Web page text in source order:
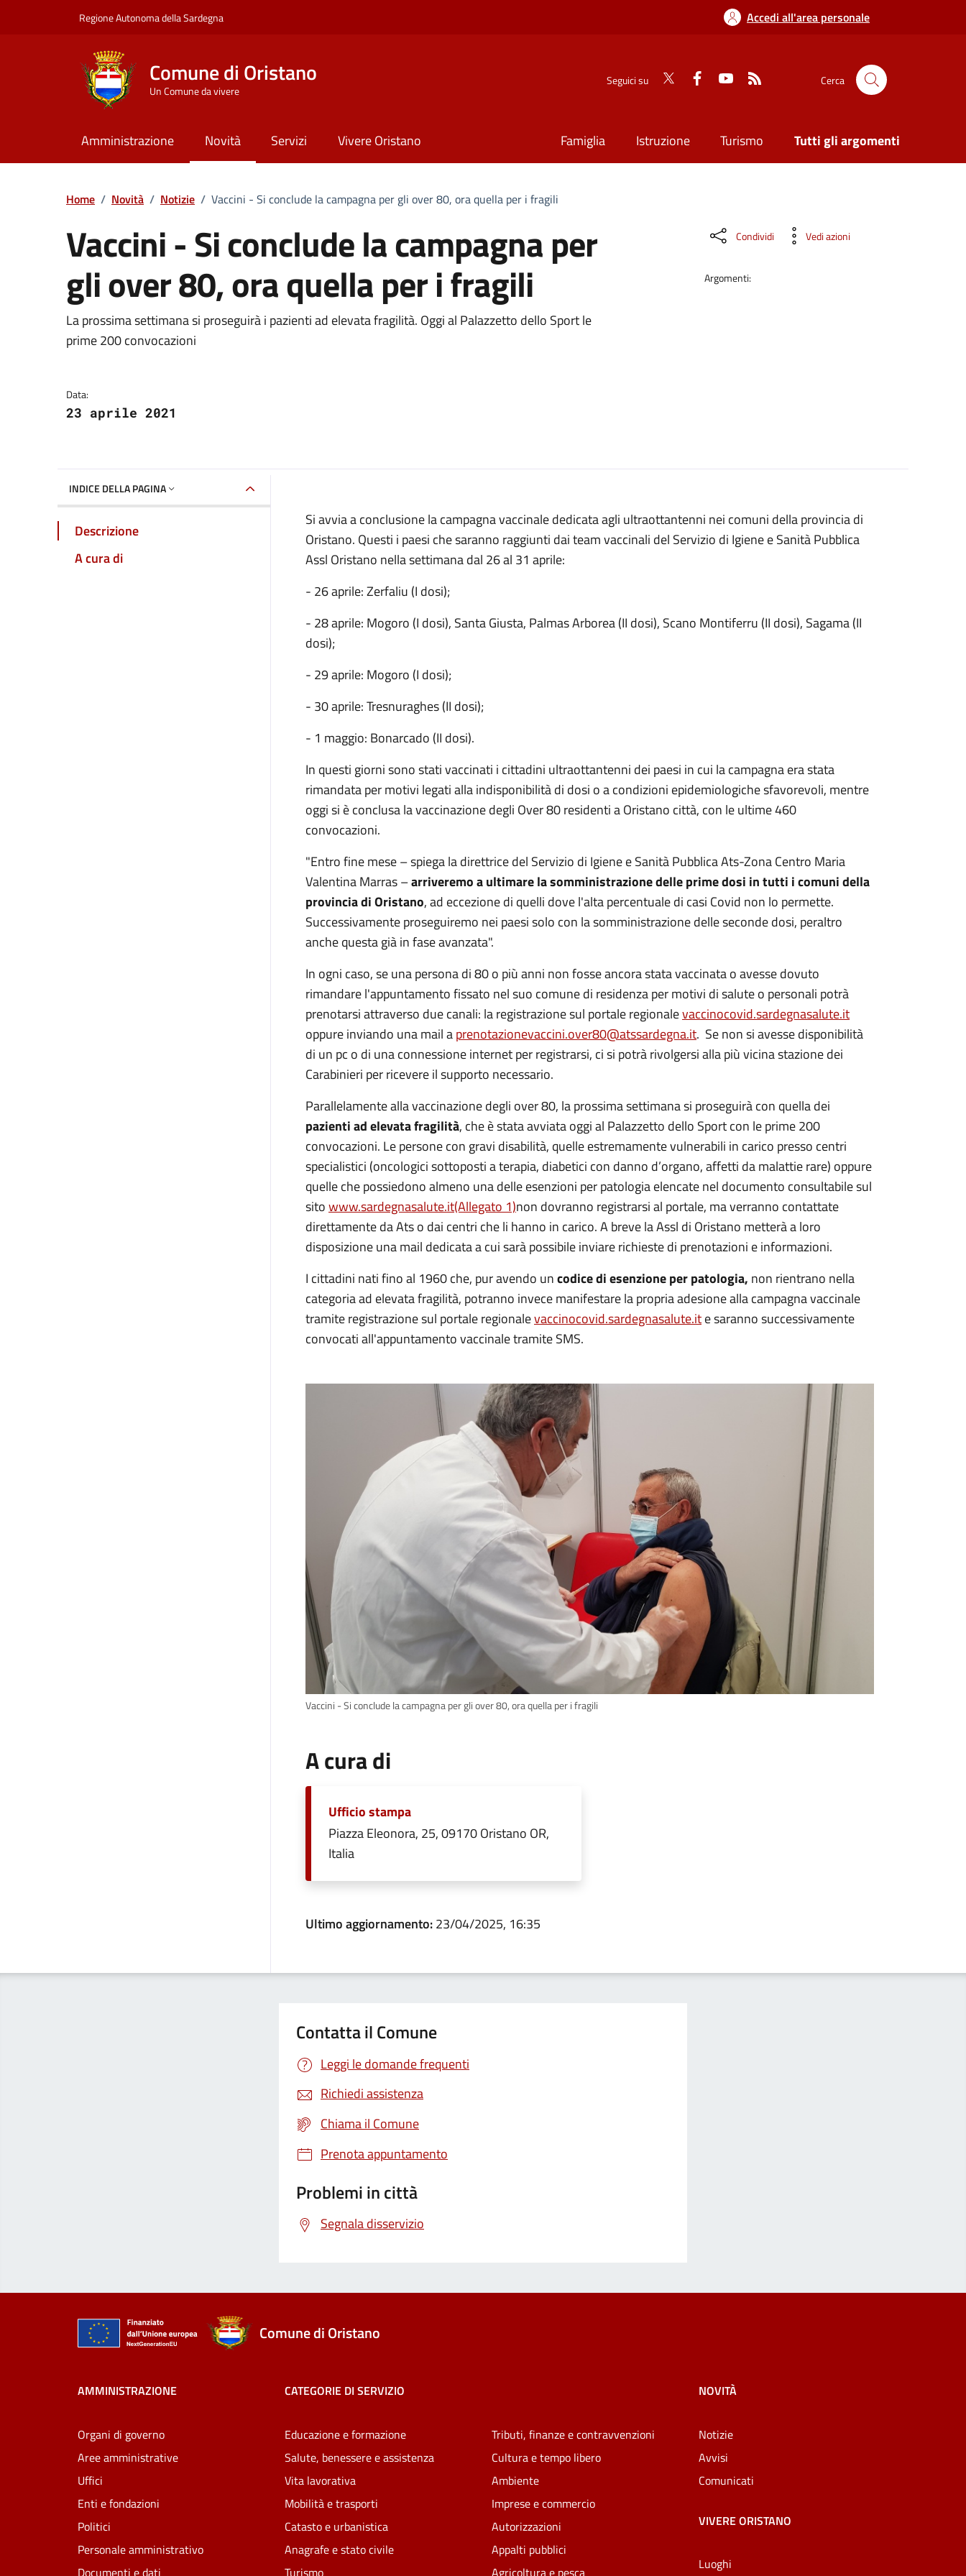
Regione Autonoma della Sardegna Accedi all'area personale
Comune di Oristano
Un Comune da vivere
Seguici su Cerca
Amministrazione Novità Servizi Vivere Oristano Famiglia Istruzione Turismo Tutti gli argomenti
Home / Novità / Notizie / Vaccini - Si conclude la campagna per gli over 80, ora quella per i fragili
Vaccini - Si conclude la campagna per
gli over 80, ora quella per i fragili
Dettagli della notizia
La prossima settimana si proseguirà i pazienti ad elevata fragilità. Oggi al Palazzetto dello Sport le
prime 200 convocazioni
Data:
23 aprile 2021
Condividi Vedi azioni
Argomenti:
INDICE DELLA PAGINA
Descrizione
A cura di
Si avvia a conclusione la campagna vaccinale dedicata agli ultraottantenni nei comuni della provincia di
Oristano. Questi i paesi che saranno raggiunti dai team vaccinali del Servizio di Igiene e Sanità Pubblica
Assl Oristano nella settimana dal 26 al 31 aprile:
- 26 aprile: Zerfaliu (I dosi);
- 28 aprile: Mogoro (I dosi), Santa Giusta, Palmas Arborea (II dosi), Scano Montiferru (II dosi), Sagama (II
dosi);
- 29 aprile: Mogoro (I dosi);
- 30 aprile: Tresnuraghes (II dosi);
- 1 maggio: Bonarcado (II dosi).
In questi giorni sono stati vaccinati i cittadini ultraottantenni dei paesi in cui la campagna era stata
rimandata per motivi legati alla indisponibilità di dosi o a condizioni epidemiologiche sfavorevoli, mentre
oggi si è conclusa la vaccinazione degli Over 80 residenti a Oristano città, con le ultime 460
convocazioni.
"Entro fine mese – spiega la direttrice del Servizio di Igiene e Sanità Pubblica Ats-Zona Centro Maria
Valentina Marras –arriveremo a ultimare la somministrazione delle prime dosi in tutti i comuni della
provincia di Oristano, ad eccezione di quelli dove l'alta percentuale di casi Covid non lo permette.
Successivamente proseguiremo nei paesi solo con la somministrazione delle seconde dosi, peraltro
anche questa già in fase avanzata".
In ogni caso, se una persona di 80 o più anni non fosse ancora stata vaccinata o avesse dovuto
rimandare l'appuntamento fissato nel suo comune di residenza per motivi di salute o personali potrà
prenotarsi attraverso due canali: la registrazione sul portale regionalevaccinocovid.sardegnasalute.it
oppure inviando una mail aprenotazionevaccini.over80@atssardegna.it. Se non si avesse disponibilità
di un pc o di una connessione internet per registrarsi, ci si potrà rivolgersi alla più vicina stazione dei
Carabinieri per ricevere il supporto necessario.
Parallelamente alla vaccinazione degli over 80, la prossima settimana si proseguirà con quella dei
pazienti ad elevata fragilità, che è stata avviata oggi al Palazzetto dello Sport con le prime 200
convocazioni. Le persone con gravi disabilità, quelle estremamente vulnerabili in carico presso centri
specialistici (oncologici sottoposti a terapia, diabetici con danno d’organo, affetti da malattie rare) oppure
quelle che possiedono almeno una delle esenzioni per patologia elencate nel documento consultabile sul
sitowww.sardegnasalute.it(Allegato 1)non dovranno registrarsi al portale, ma verranno contattate
direttamente da Ats o dai centri che li hanno in carico. A breve la Assl di Oristano metterà a loro
disposizione una mail dedicata a cui sarà possibile inviare richieste di prenotazioni e informazioni.
I cittadini nati fino al 1960 che, pur avendo uncodice di esenzione per patologia, non rientrano nella
categoria ad elevata fragilità, potranno invece manifestare la propria adesione alla campagna vaccinale
tramite registrazione sul portale regionalevaccinocovid.sardegnasalute.ite saranno successivamente
convocati all'appuntamento vaccinale tramite SMS.
Vaccini - Si conclude la campagna per gli over 80, ora quella per i fragili
A cura di
Ufficio stampa
Piazza Eleonora, 25, 09170 Oristano OR,
Italia
Ultimo aggiornamento:23/04/2025, 16:35
Contatta il Comune
Leggi le domande frequenti
Richiedi assistenza
Chiama il Comune
Prenota appuntamento
Problemi in città
Segnala disservizio
Comune di Oristano
AMMINISTRAZIONE
Organi di governo
Aree amministrative
Uffici
Enti e fondazioni
Politici
Personale amministrativo
Documenti e dati
CATEGORIE DI SERVIZIO
Educazione e formazione
Salute, benessere e assistenza
Vita lavorativa
Mobilità e trasporti
Catasto e urbanistica
Anagrafe e stato civile
Turismo
Tributi, finanze e contravvenzioni
Cultura e tempo libero
Ambiente
Imprese e commercio
Autorizzazioni
Appalti pubblici
Agricoltura e pesca
NOVITÀ
Notizie
Avvisi
Comunicati
VIVERE ORISTANO
Luoghi